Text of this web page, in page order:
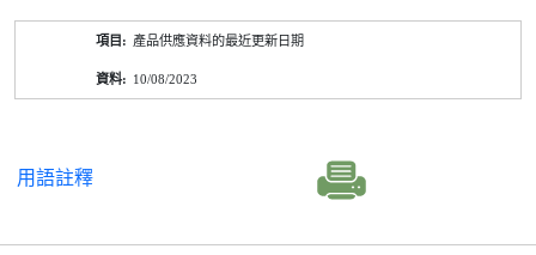
產品供應資料的最近更新日期
10/08/2023
用語註釋